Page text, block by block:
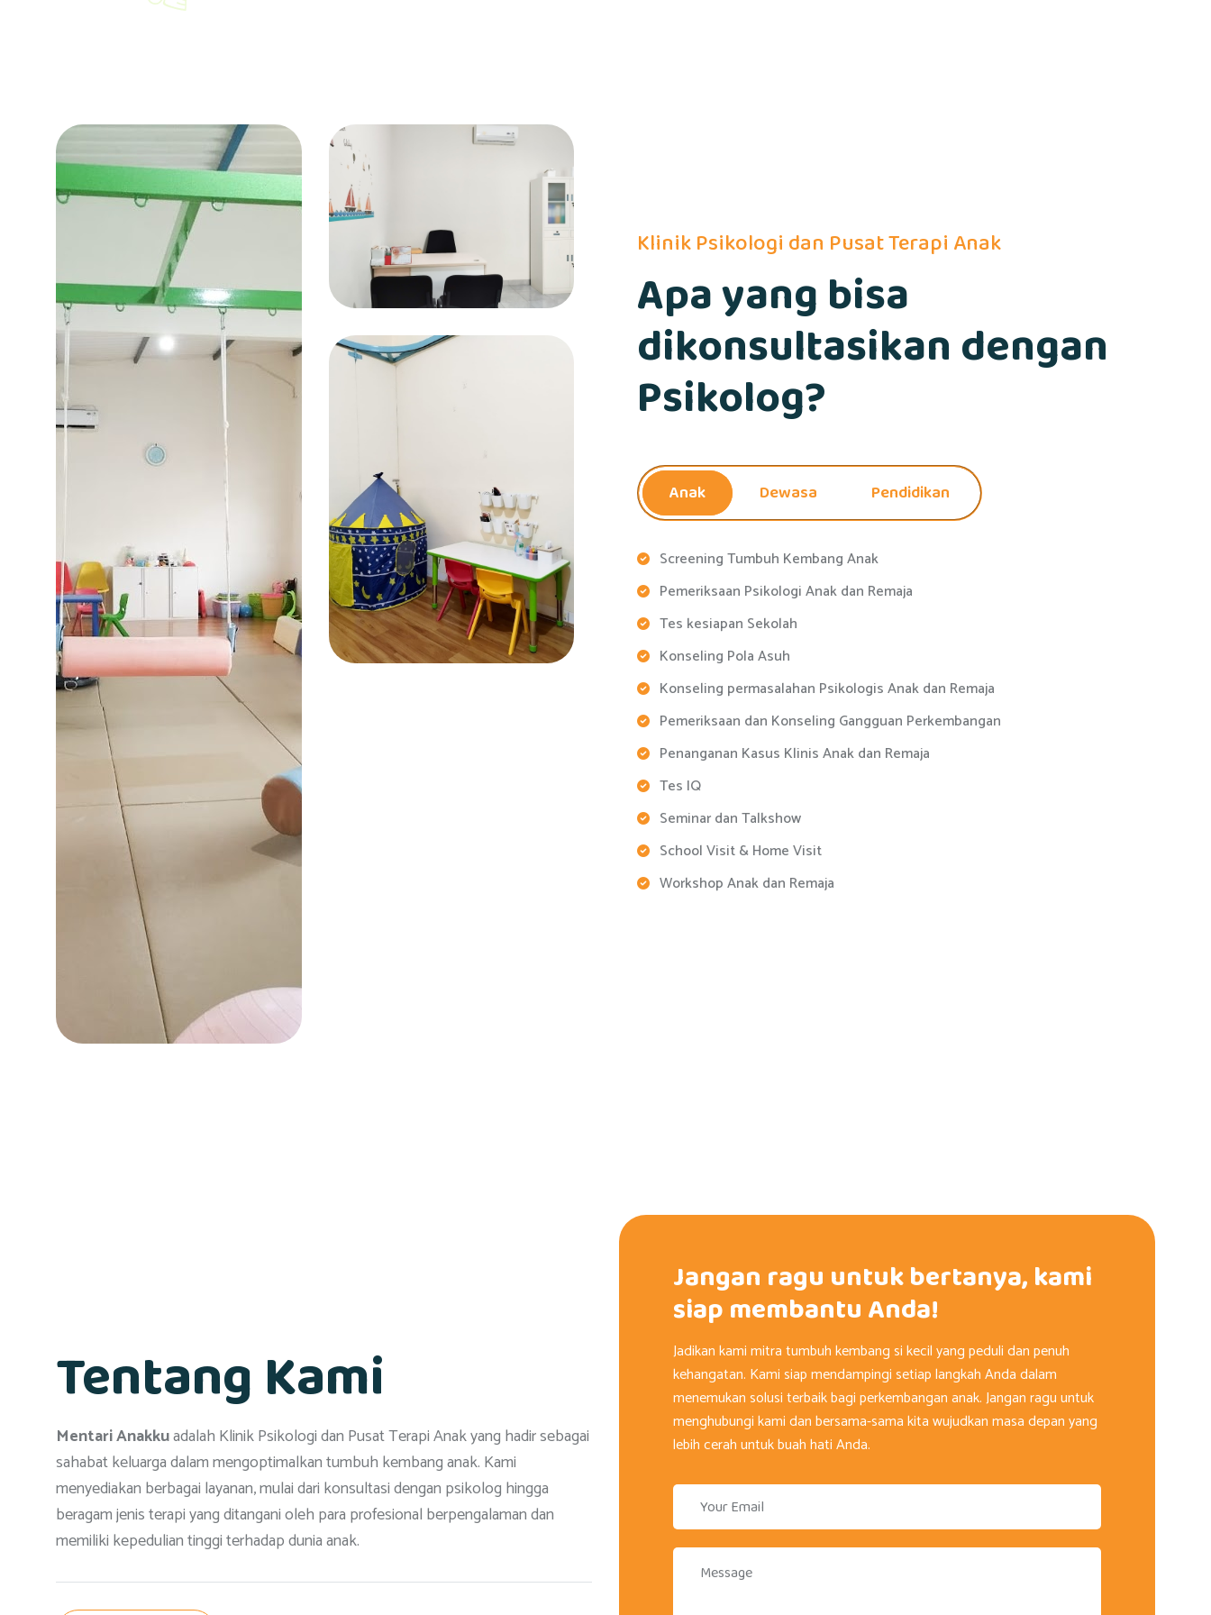
Klinik Psikologi dan Pusat Terapi Anak
Apa yang bisa
dikonsultasikan dengan
Psikolog?
Anak Dewasa Pendidikan
Screening Tumbuh Kembang Anak
Pemeriksaan Psikologi Anak dan Remaja
Tes kesiapan Sekolah
Konseling Pola Asuh
Konseling permasalahan Psikologis Anak dan Remaja
Pemeriksaan dan Konseling Gangguan Perkembangan
Penanganan Kasus Klinis Anak dan Remaja
Tes IQ
Seminar dan Talkshow
School Visit & Home Visit
Workshop Anak dan Remaja
Tentang Kami
Mentari Anakkuadalah Klinik Psikologi dan Pusat Terapi Anak yang hadir sebagai
sahabat keluarga dalam mengoptimalkan tumbuh kembang anak. Kami
menyediakan berbagai layanan, mulai dari konsultasi dengan psikolog hingga
beragam jenis terapi yang ditangani oleh para profesional berpengalaman dan
memiliki kepedulian tinggi terhadap dunia anak.
Jangan ragu untuk bertanya, kami
siap membantu Anda!
Jadikan kami mitra tumbuh kembang si kecil yang peduli dan penuh
kehangatan. Kami siap mendampingi setiap langkah Anda dalam
menemukan solusi terbaik bagi perkembangan anak. Jangan ragu untuk
menghubungi kami dan bersama-sama kita wujudkan masa depan yang
lebih cerah untuk buah hati Anda.